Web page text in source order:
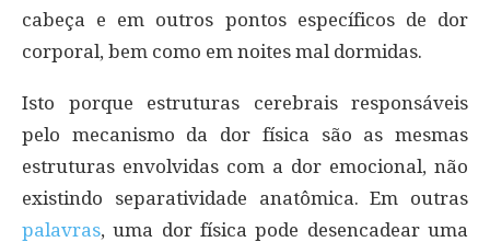
cabeça e em outros pontos específicos de dor
corporal, bem como em noites mal dormidas.
Isto porque estruturas cerebrais responsáveis
pelo mecanismo da dor física são as mesmas
estruturas envolvidas com a dor emocional, não
existindo separatividade anatômica. Em outras
palavras, uma dor física pode desencadear uma